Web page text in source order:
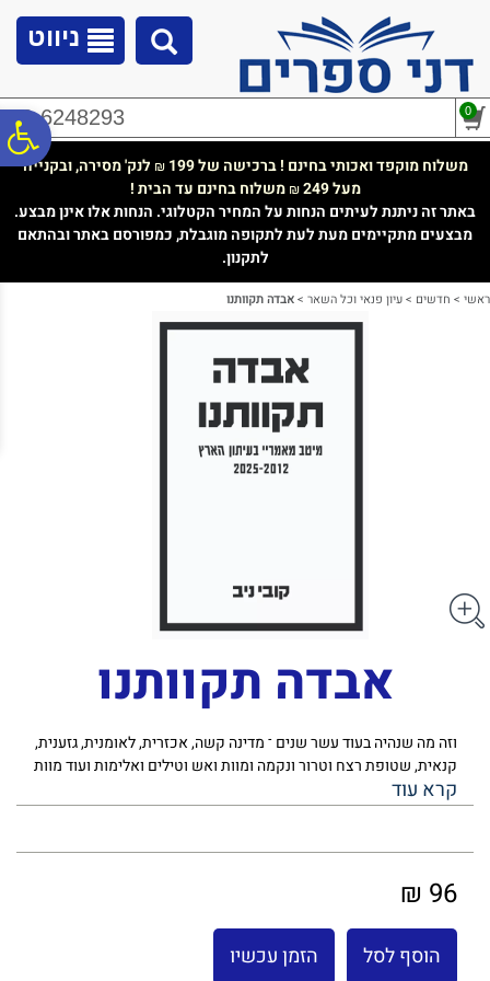
נגישות
ניווט
02-6248293 0
משלוח מוקפד ואכותי בחינם ! ברכישה של 199 ₪ לנק' מסירה, ובקנייה
מעל 249
₪משלוח בחינם עד הבית !
באתר זה ניתנת לעיתים הנחות על המחיר הקטלוגי. הנחות אלו אינן מבצע.
מבצעים מתקיימים מעת לעת לתקופה מוגבלת, כמפורסם באתר ובהתאם
לתקנון.
ראשי > חדשים >עיון פנאי וכל השאר >אבדה תקוותנו
אבדה תקוותנו
וזה מה שנהיה בעוד עשר שנים ־ מדינה קשה, אכזרית, לאומנית, גזענית,
קנאית, שטופת רצח וטרור ונקמה ומוות ואש וטילים ואלימות ועוד מוות
מיום 21.9.15 ישראל 2025 . האמיצים והנחושים בקרב השמאלנים
ומפרסמים אותן בציבור. למעט מתי מעט הם כבר לא מאמינים בשינוי,
אלא מבקשים מחילה והכרה עתידית משר ההיסטוריה, מילדיהם,
מהנוקמים וצאצאיהם. האם יש ערך בכתיבה בעת דיסטופיה? כיהודים
בישראל חובה עלינו להשיב: אם עזתים מוצאים בה ערך, גם אנחנו
נמצא. קובי ניב מתעד מאז 2012 את התהום הפעורה הניבטת מבעד
לסדקי המציאות. מאז התרחבו הסדקים והתקרבה התהום. הפוליטיקה,
96 ₪
הוסף לסל הזמן עכשיו